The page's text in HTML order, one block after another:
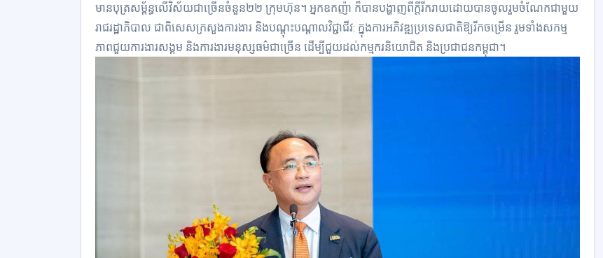
មានបុត្រសម្ព័ន្ធលើវិស័យជាច្រើនចំនួន២២ ក្រុមហ៊ុន។ អ្នកឧកញ៉ា ក៏បានបង្ហាញពីក្តីរីករាយដោយបានចូលរួមចំណែកជាមួយ
រាជរដ្ឋាភិបាល ជាពិសេសក្រសួងការងារ និងបណ្តុះបណ្តាលវិជ្ជាជីវ: ក្នុងការអភិវឌ្ឍប្រទេសជាតិឱ្យរីកចម្រើន រួមទាំងសកម្ម
ភាពជួយការងារសង្គម និងការងារមនុស្សធម៌ជាច្រើន ដើម្បីជួយដល់កម្មករនិយោជិត និងប្រជាជនកម្ពុជា។